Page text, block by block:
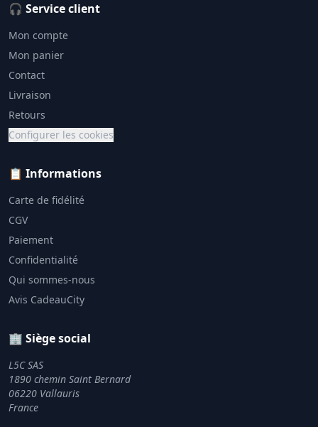
🎧 Service client
Mon compte
Mon panier
Contact
Livraison
Retours
Configurer les cookies
📋 Informations
Carte de fidélité
CGV
Paiement
Confidentialité
Qui sommes-nous
Avis CadeauCity
🏢 Siège social
L5C SAS
1890 chemin Saint Bernard
06220 Vallauris
France